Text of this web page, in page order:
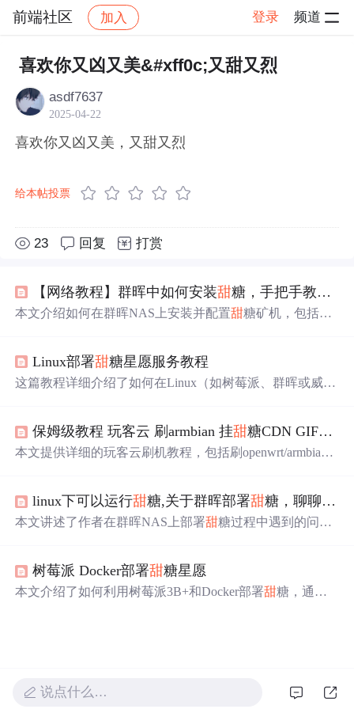
前端社区 加入 登录 频道
社区 前端社区 感慨 帖子详情
喜欢你又凶又美&#xff0c;又甜又烈
asdf7637
2025-04-22
喜欢你又凶又美，又甜又烈
给本帖投票
23 回复 打赏
【网络教程】群晖中如何安装甜糖，手把手教您Docker安装
本文介绍如何在群晖NAS上安装并配置甜糖矿机，包括Do
Linux部署甜糖星愿服务教程
这篇教程详细介绍了如何在Linux（如树莓派、群晖或威联
r、创建Docker容器、开启UPnP服务和端口映射，以及绑
定设备。按照30Mbps上行带宽的测试，每天收益约1到2
保姆级教程 玩客云 刷armbian 挂甜糖CDN GIF动图教程
本文提供详细的玩客云刷机教程，包括刷openwrt/armbian
linux下可以运行甜糖,关于群晖部署甜糖，聊聊我走过的那些坑
本文讲述了作者在群晖NAS上部署甜糖过程中遇到的问
读者避坑，特别提到Docker网络配置中的物理网卡名称和
创建桥接网络的重要性。
树莓派 Docker部署甜糖星愿
本文介绍了如何利用树莓派3B+和Docker部署甜糖，通过
说点什么…